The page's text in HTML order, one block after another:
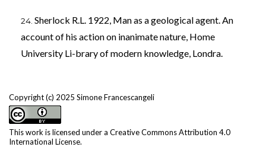
Copyright (c) 2025 Simone Francescangeli
This work is licensed under a Creative Commons Attribution 4.0
International License.
Sherlock R.L. 1922, Man as a geological agent. An
account of his action on inanimate nature, Home
University Li-brary of modern knowledge, Londra.